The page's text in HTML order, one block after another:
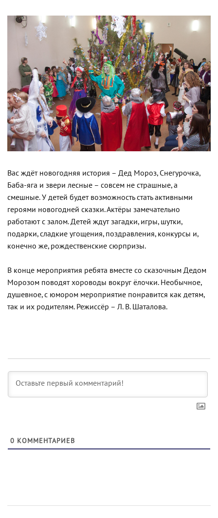
Вас ждёт новогодняя история – Дед Мороз, Снегурочка,
Баба-яга и звери лесные – совсем не страшные, а
смешные. У детей будет возможность стать активными
героями новогодней сказки. Актёры замечательно
работают с залом. Детей ждут загадки, игры, шутки,
подарки, сладкие угощения, поздравления, конкурсы и,
конечно же, рождественские сюрпризы.
В конце мероприятия ребята вместе со сказочным Дедом
Морозом поводят хороводы вокруг ёлочки. Необычное,
душевное, с юмором мероприятие понравится как детям,
так и их родителям. Режиссёр – Л. В. Шаталова.
0 КОММЕНТАРИЕВ